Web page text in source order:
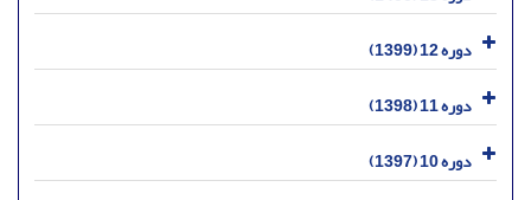
دوره 12 (1399)
دوره 11 (1398)
دوره 10 (1397)